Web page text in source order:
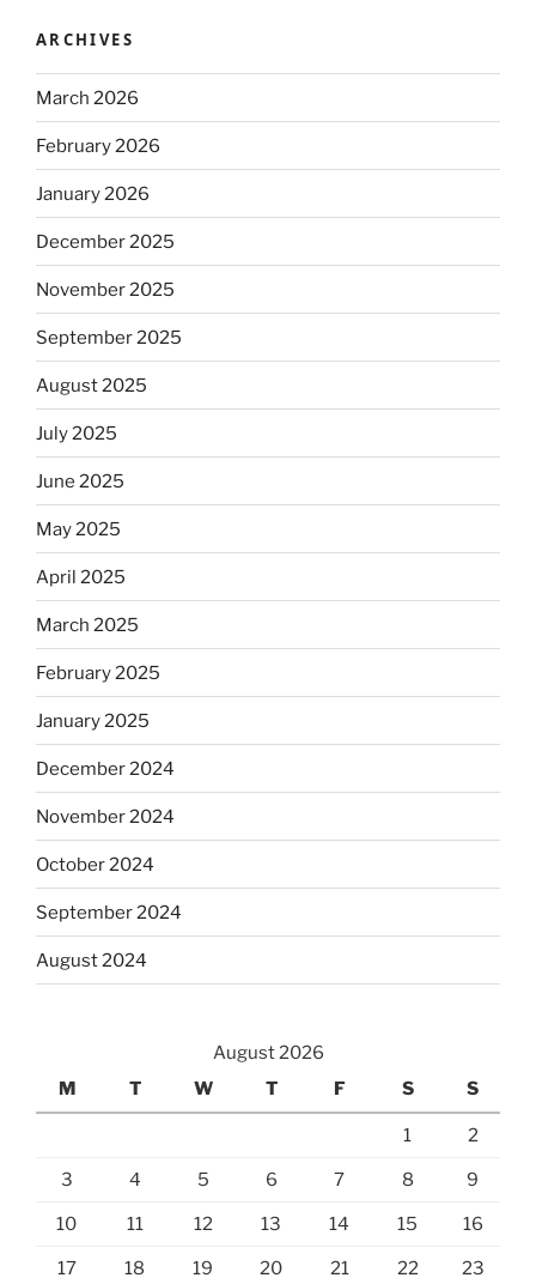
ARCHIVES
March 2026
February 2026
January 2026
December 2025
November 2025
September 2025
August 2025
July 2025
June 2025
May 2025
April 2025
March 2025
February 2025
January 2025
December 2024
November 2024
October 2024
September 2024
August 2024
August 2026
M
T W T F S S
1 2
3 4 5 6 7 8 9
10 11 12 13 14 15 16
17 18 19 20 21 22 23